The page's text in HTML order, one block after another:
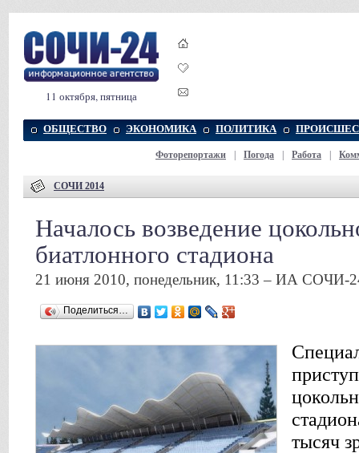
11 октября, пятница
ОБЩЕСТВО ЭКОНОМИКА ПОЛИТИКА
Фоторепортажи Погода Работа
СОЧИ 2014
Началось возведение
биатлонного стадиона
21 июня 2010, понедельник, 11:33 – ИА СОЧИ-
Поделиться…
тысяч